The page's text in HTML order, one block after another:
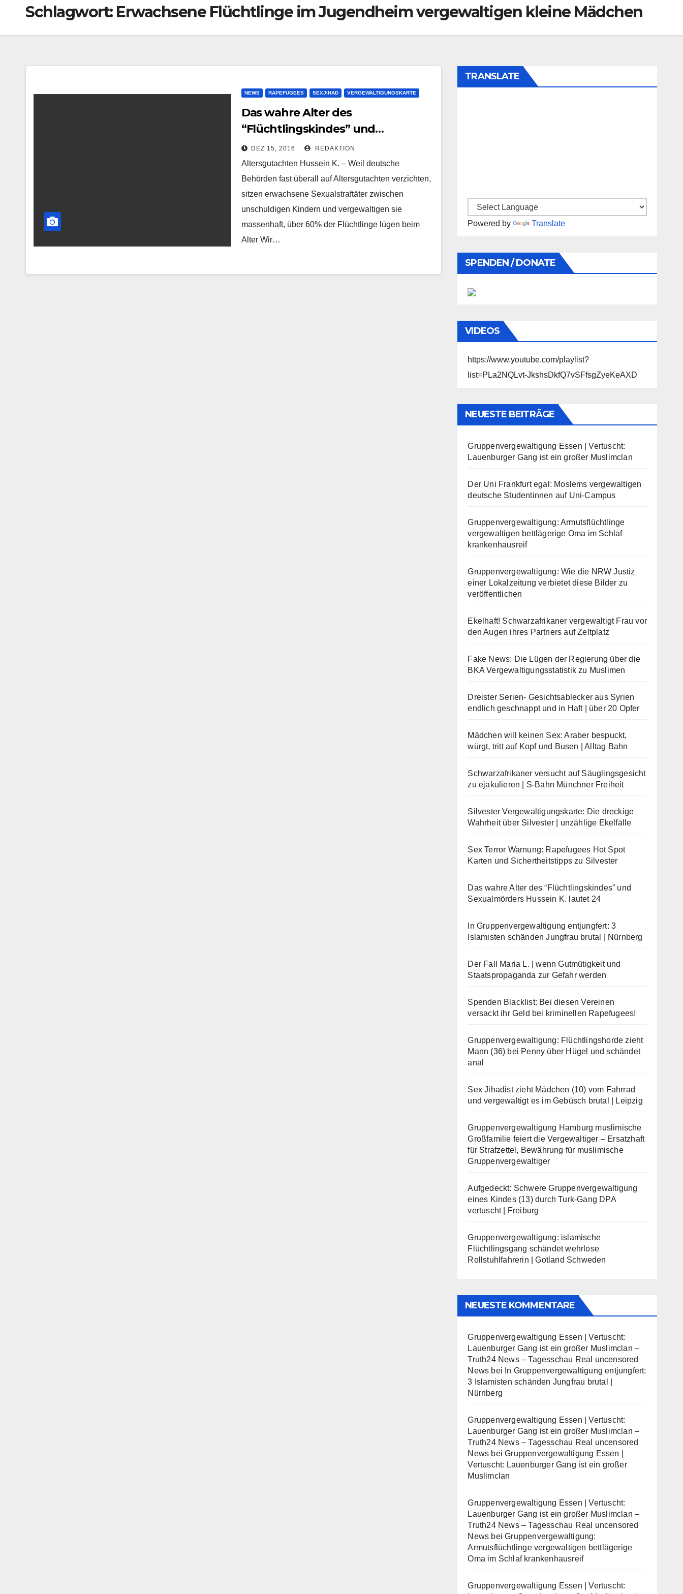
Schlagwort: Erwachsene Flüchtlinge im Jugendheim vergewaltigen kleine Mädchen
NEWS RAPEFUGEES SEXJIHAD VERGEWALTIGUNGSKARTE
Das wahre Alter des
“Flüchtlingskindes” und
Sexualmörders Hussein K. lautet
24
DEZ 15, 2016 REDAKTION
Altersgutachten Hussein K. – Weil deutsche
Behörden fast überall auf Altersgutachten verzichten,
sitzen erwachsene Sexualstraftäter zwischen
unschuldigen Kindern und vergewaltigen sie
massenhaft, über 60% der Flüchtlinge lügen beim
Alter Wir…
TRANSLATE
Powered by Translate
SPENDEN / DONATE
VIDEOS
https://www.youtube.com/playlist?
list=PLa2NQLvt-JkshsDkfQ7vSFfsgZyeKeAXD
NEUESTE BEITRÄGE
Gruppenvergewaltigung Essen | Vertuscht:
Lauenburger Gang ist ein großer Muslimclan
Der Uni Frankfurt egal: Moslems vergewaltigen
deutsche Studentinnen auf Uni-Campus
Gruppenvergewaltigung: Armutsflüchtlinge
vergewaltigen bettlägerige Oma im Schlaf
krankenhausreif
Gruppenvergewaltigung: Wie die NRW Justiz
einer Lokalzeitung verbietet diese Bilder zu
veröffentlichen
Ekelhaft! Schwarzafrikaner vergewaltigt Frau vor
den Augen ihres Partners auf Zeltplatz
Fake News: Die Lügen der Regierung über die
BKA Vergewaltigungsstatistik zu Muslimen
Dreister Serien- Gesichtsablecker aus Syrien
endlich geschnappt und in Haft | über 20 Opfer
Mädchen will keinen Sex: Araber bespuckt,
würgt, tritt auf Kopf und Busen | Alltag Bahn
Schwarzafrikaner versucht auf Säuglingsgesicht
zu ejakulieren | S-Bahn Münchner Freiheit
Silvester Vergewaltigungskarte: Die dreckige
Wahrheit über Silvester | unzählige Ekelfälle
Sex Terror Warnung: Rapefugees Hot Spot
Karten und Sichertheitstipps zu Silvester
Das wahre Alter des “Flüchtlingskindes” und
Sexualmörders Hussein K. lautet 24
In Gruppenvergewaltigung entjungfert: 3
Islamisten schänden Jungfrau brutal | Nürnberg
Der Fall Maria L. | wenn Gutmütigkeit und
Staatspropaganda zur Gefahr werden
Spenden Blacklist: Bei diesen Vereinen
versackt ihr Geld bei kriminellen Rapefugees!
Gruppenvergewaltigung: Flüchtlingshorde zieht
Mann (36) bei Penny über Hügel und schändet
anal
Sex Jihadist zieht Mädchen (10) vom Fahrrad
und vergewaltigt es im Gebüsch brutal | Leipzig
Gruppenvergewaltigung Hamburg muslimische
Großfamilie feiert die Vergewaltiger – Ersatzhaft
für Strafzettel, Bewährung für muslimische
Gruppenvergewaltiger
Aufgedeckt: Schwere Gruppenvergewaltigung
eines Kindes (13) durch Turk-Gang DPA
vertuscht | Freiburg
Gruppenvergewaltigung: islamische
Flüchtlingsgang schändet wehrlose
Rollstuhlfahrerin | Gotland Schweden
NEUESTE KOMMENTARE
Gruppenvergewaltigung Essen | Vertuscht:
Lauenburger Gang ist ein großer Muslimclan –
Truth24 News – Tagesschau Real uncensored
News bei In Gruppenvergewaltigung entjungfert:
3 Islamisten schänden Jungfrau brutal |
Nürnberg
Gruppenvergewaltigung Essen | Vertuscht:
Lauenburger Gang ist ein großer Muslimclan –
Truth24 News – Tagesschau Real uncensored
News beiGruppenvergewaltigung Essen |
Vertuscht: Lauenburger Gang ist ein großer
Muslimclan
Gruppenvergewaltigung Essen | Vertuscht:
Lauenburger Gang ist ein großer Muslimclan –
Truth24 News – Tagesschau Real uncensored
News beiGruppenvergewaltigung:
Armutsflüchtlinge vergewaltigen bettlägerige
Oma im Schlaf krankenhausreif
Gruppenvergewaltigung Essen | Vertuscht: